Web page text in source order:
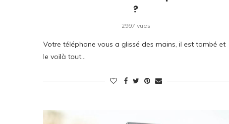
?
2997 vues
Votre téléphone vous a glissé des mains, il est tombé et
le voilà tout…